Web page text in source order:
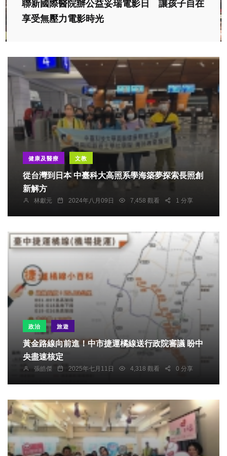
聯新國際醫院辦公益妥瑞電影日 讓孩子自在
享受無壓力電影時光
健康及醫療 文教
從台灣到日本 中臺科大高照系學海築夢探索長照創
新解方
林獻元 2024年八月09日 7,458 觀看 1 分享
政治 旅遊
黃金路線向前進！中市捷運橘線送行政院審議 盼中
央盡速核定
張皓傑 2025年七月11日 4,318 觀看 0 分享